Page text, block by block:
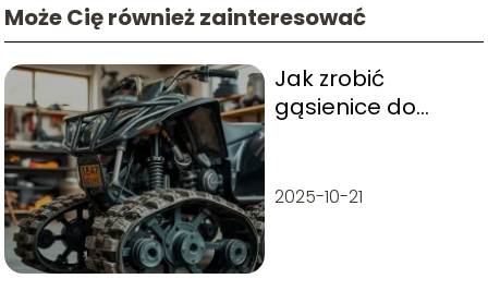
Może Cię również zainteresować
Jak zrobić
gąsienice do
2025-10-21